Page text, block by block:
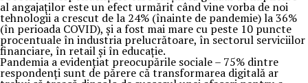
al angajaților este un efect urmărit când vine vorba de noi
tehnologii a crescut de la 24% (înainte de pandemie) la 36%
(în perioada COVID), și a fost mai mare cu peste 10 puncte
procentuale în industria prelucrătoare, în sectorul serviciilor
financiare, în retail și în educație.
Pandemia a evidențiat preocupările sociale – 75% dintre
respondenți sunt de părere că transformarea digitală ar